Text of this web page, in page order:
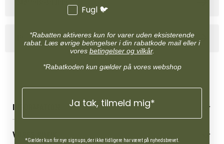
Produktinformation
INFORMATION
Reklamations- & fortrydelsesret
VORES BUTIK
Fugl 🐦
*Rabatten aktiveres kun for varer uden eksisterende
rabat. Læs øvrige betingelser i din rabatkode mail eller i
vores betingelser og vilkår.
*Rabatkoden kun gælder på vores webshop
Ja tak, tilmeld mig*
*Gælder kun for nye signups, der ikke tidligere har været på nyhedsbrevet.